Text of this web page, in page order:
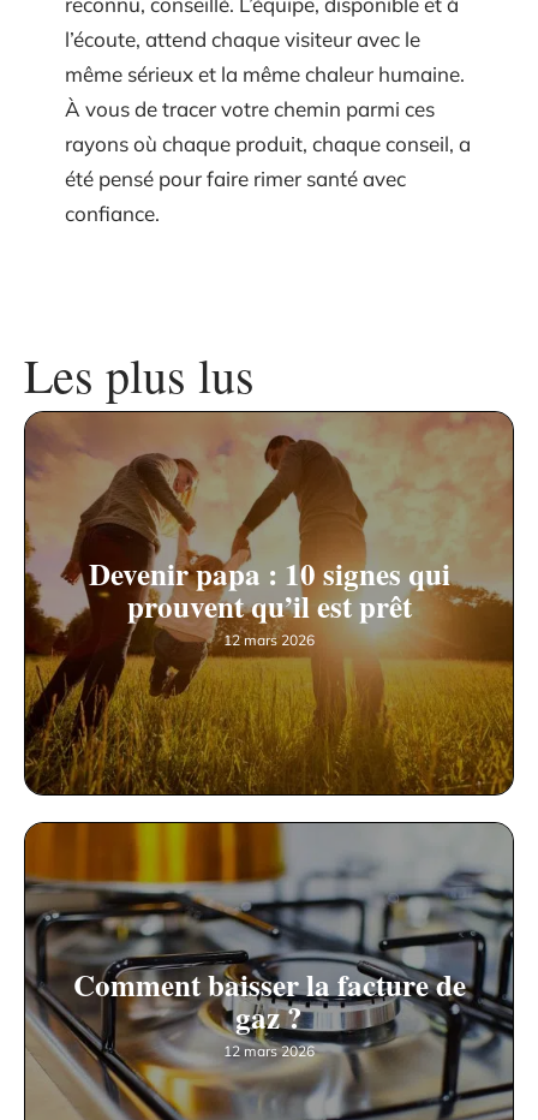
l’écoute, attend chaque visiteur avec le
même sérieux et la même chaleur humaine.
À vous de tracer votre chemin parmi ces
rayons où chaque produit, chaque conseil, a
été pensé pour faire rimer santé avec
confiance.
Les plus lus
Devenir papa : 10 signes qui
prouvent qu’il est prêt
12 mars 2026
Comment baisser la facture de
gaz ?
12 mars 2026